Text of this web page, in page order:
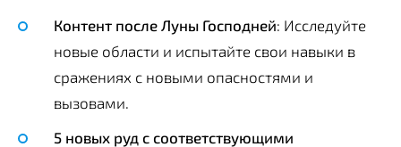
Контент после Луны Господней: Исследуйте
новые области и испытайте свои навыки в
сражениях с новыми опасностями и
вызовами.
5 новых руд с соответствующими